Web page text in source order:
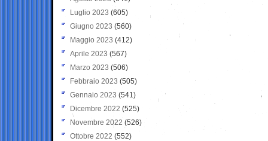
Luglio 2023 (605)
Giugno 2023 (560)
Maggio 2023 (412)
Aprile 2023 (567)
Marzo 2023 (506)
Febbraio 2023 (505)
Gennaio 2023 (541)
Dicembre 2022 (525)
Novembre 2022 (526)
Ottobre 2022 (552)